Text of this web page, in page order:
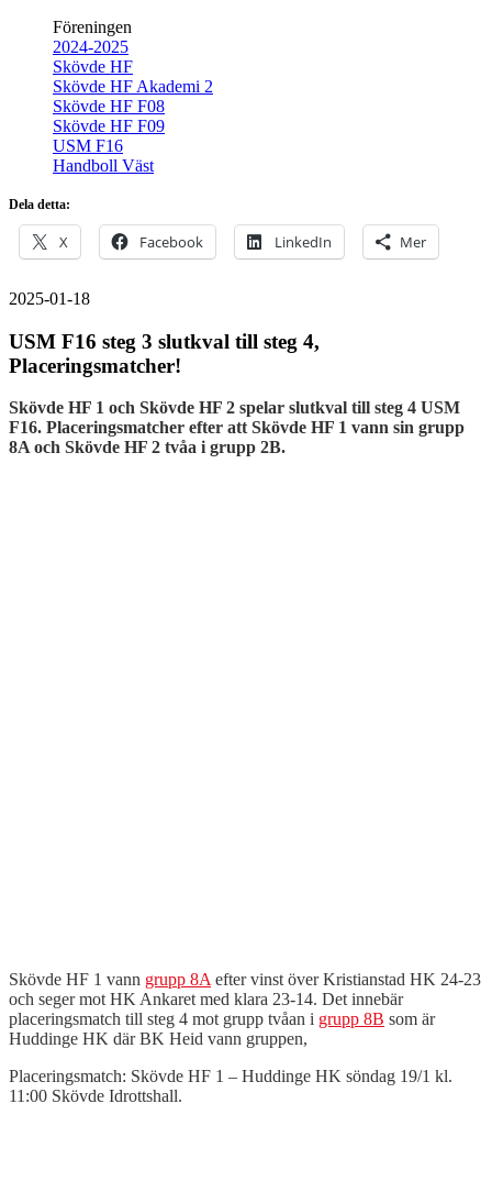
Föreningen
2024-2025
Skövde HF
Skövde HF Akademi 2
Skövde HF F08
Skövde HF F09
USM F16
Handboll Väst
Dela detta:
X Facebook LinkedIn Mer
2025-01-18
USM F16 steg 3 slutkval till steg 4,
Placeringsmatcher!
Skövde HF 1 och Skövde HF 2 spelar slutkval till steg 4 USM
F16. Placeringsmatcher efter att Skövde HF 1 vann sin grupp
8A och Skövde HF 2 tvåa i grupp 2B.
Skövde HF 1 vann grupp 8Aefter vinst över Kristianstad HK 24-23
och seger mot HK Ankaret med klara 23-14. Det innebär
placeringsmatch till steg 4 mot grupp tvåan i grupp 8B som är
Huddinge HK där BK Heid vann gruppen,
Placeringsmatch: Skövde HF 1 – Huddinge HK söndag 19/1 kl.
11:00 Skövde Idrottshall.